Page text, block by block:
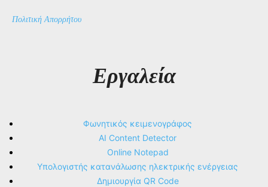
Πολιτική Απορρήτου
Εργαλεία
Φωνητικός κειμενογράφος
AI Content Detector
Online Notepad
Υπολογιστής κατανάλωσης ηλεκτρικής ενέργειας
Δημιουργία QR Code